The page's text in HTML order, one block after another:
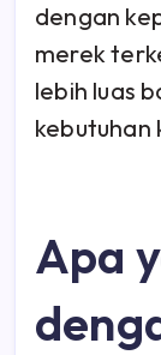
dengan
merek
lebih luas
kebutuhan
Apa